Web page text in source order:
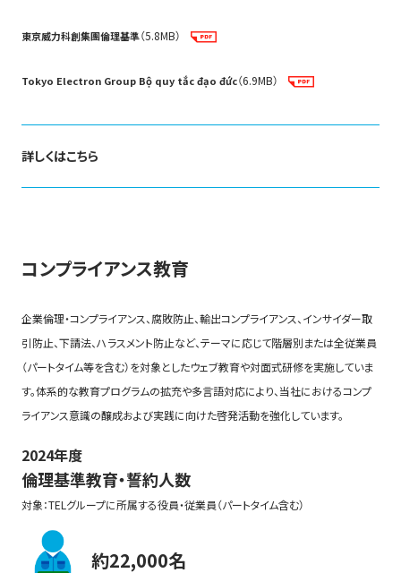
東京威力科創集團倫理基準（5.8MB）
Tokyo Electron Group Bộ quy tắc đạo đức（6.9MB）
詳しくはこちら
東京エレクトロングループ倫理基準（項目別）
(541KB)
CEOメッセージ
目次
企業倫理とコンプライアンスのあらまし
東京エレクトロングループ倫理基準について
倫理基準の適用範囲
コンプライアンス教育
企業倫理・コンプライアンス、腐敗防止、輸出コンプライアンス、インサイダー取
引防止、下請法、ハラスメント防止など、テーマに応じて階層別または全従業員
（パートタイム等を含む）を対象としたウェブ教育や対面式研修を実施していま
す。体系的な教育プログラムの拡充や多言語対応により、当社におけるコンプ
ライアンス意識の醸成および実践に向けた啓発活動を強化しています。
2024年度
倫理基準教育・誓約人数
対象：TELグループに所属する役員・従業員（パートタイム含む）
約22,000名